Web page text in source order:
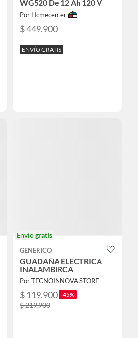
WG520 De 12 Ah 120 V
Por Homecenter
$ 449.900
ENVÍO GRATIS
Envíogratis
GENERICO
GUADAÑA ELECTRICA
INALAMBIRCA
Por TECNOINNOVA STORE
$ 119.900 -45%
$ 219.900